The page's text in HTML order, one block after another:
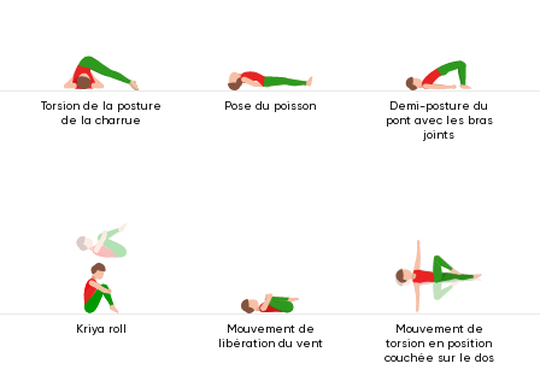
Torsion de la posture
de la charrue
Pose du poisson
Demi-posture du
pont avec les bras
joints
Kriya roll
Mouvement de
libération du vent
Mouvement de
torsion en position
couchée sur le dos